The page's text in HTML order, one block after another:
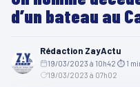
d’un bateau au
Rédaction ZayActu
19/03/2023 à 10h42 ⏱ 1
19/03/2023 à 07h02